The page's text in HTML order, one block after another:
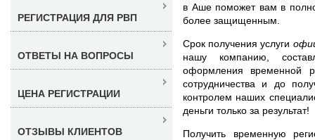
в Аше поможет вам в
более защищенным.
Срок получения услуги
нашу компанию,
оформления временной
сотрудничества и до
контролем наших
деньги только за результат!
Получить временную
РЕГИСТРАЦИЯ ДЛЯ РВП
ОТВЕТЫ НА ВОПРОСЫ
ЦЕНА РЕГИСТРАЦИИ
ОТЗЫВЫ КЛИЕНТОВ